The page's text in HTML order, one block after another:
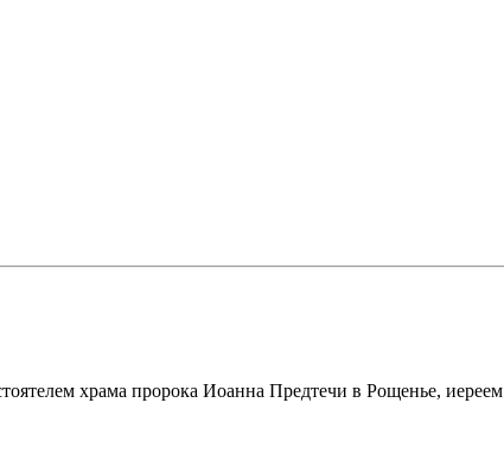
храма пророка Иоанна Предтечи в Рощенье, иереем